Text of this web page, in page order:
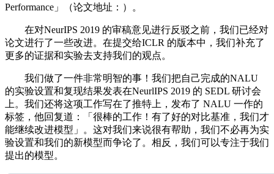
Performance」（论文地址：）。
在对NeurIPS 2019 的审稿意见进行反驳之前，我们已经对
论文进行了一些改进。在提交给ICLR 的版本中，我们补充了
更多的证据和实验去支持我们的观点。
我们做了一件非常明智的事！我们把自己完成的NALU
的实验设置和复现结果发表在NeurlIPS 2019 的 SEDL 研讨会
上。我们还将这项工作写在了推特上，发布了 NALU 一作的
标签，他回复道：「很棒的工作！有了好的对比基准，我们才
能继续改进模型」。这对我们来说很有帮助，我们不必再为实
验设置和我们的新模型而争论了。相反，我们可以专注于我们
提出的模型。